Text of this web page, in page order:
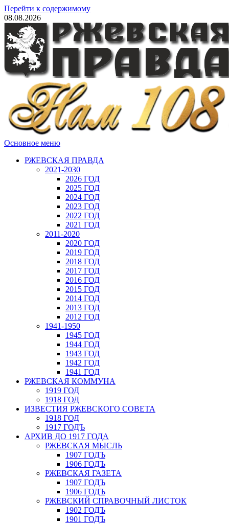
Перейти к содержимому
08.08.2026
Основное меню
РЖЕВСКАЯ ПРАВДА
2021-2030
2026 ГОД
2025 ГОД
2024 ГОД
2023 ГОД
2022 ГОД
2021 ГОД
2011-2020
2020 ГОД
2019 ГОД
2018 ГОД
2017 ГОД
2016 ГОД
2015 ГОД
2014 ГОД
2013 ГОД
2012 ГОД
1941-1950
1945 ГОД
1944 ГОД
1943 ГОД
1942 ГОД
1941 ГОД
РЖЕВСКАЯ КОММУНА
1919 ГОД
1918 ГОД
ИЗВЕСТИЯ РЖЕВСКОГО СОВЕТА
1918 ГОД
1917 ГОДЪ
АРХИВ ДО 1917 ГОДА
РЖЕВСКАЯ МЫСЛЬ
1907 ГОДЪ
1906 ГОДЪ
РЖЕВСКАЯ ГАЗЕТА
1907 ГОДЪ
1906 ГОДЪ
РЖЕВСКИЙ СПРАВОЧНЫЙ ЛИСТОК
1902 ГОДЪ
1901 ГОДЪ